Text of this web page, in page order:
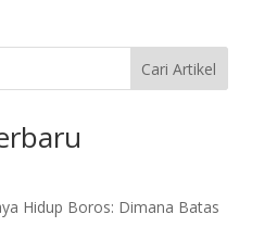
Cari Artikel
Hidup Boros: Dimana Batas